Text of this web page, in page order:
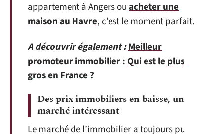
appartement à Angers ouacheter une
maison au Havre, c’est le moment parfait.
A découvrir également :Meilleur
promoteur immobilier : Qui est le plus
gros en France ?
Des prix immobiliers en baisse, un
marché intéressant
Le marché de l’immobilier a toujours pu